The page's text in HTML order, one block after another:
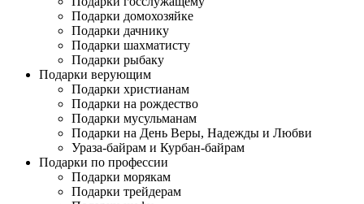
Подарки домохозяйке
Подарки дачнику
Подарки шахматисту
Подарки рыбаку
Подарки верующим
Подарки христианам
Подарки на рождество
Подарки мусульманам
Подарки на День Веры, Надежды и Любви
Ураза-байрам и Курбан-байрам
Подарки по профессии
Подарки морякам
Подарки трейдерам